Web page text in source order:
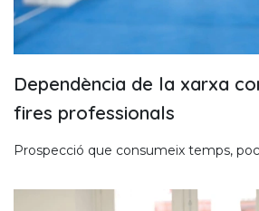
Dependència de la xarxa
fires professionals
Prospecció que consumeix temps,